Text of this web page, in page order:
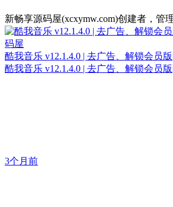
新畅享源码屋(xcxymw.com)创建者，管
酷我音乐 v12.1.4.0 | 去广告、解锁会员
酷我音乐 v12.1.4.0 | 去广告、解锁会员
3个月前